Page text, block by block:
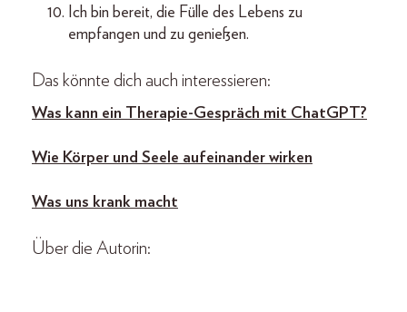
Ich bin bereit, die Fülle des Lebens zu
empfangen und zu genießen.
Das könnte dich auch interessieren:
Was kann ein Therapie-Gespräch mit ChatGPT?
Wie Körper und Seele aufeinander wirken
Was uns krank macht
Über die Autorin: